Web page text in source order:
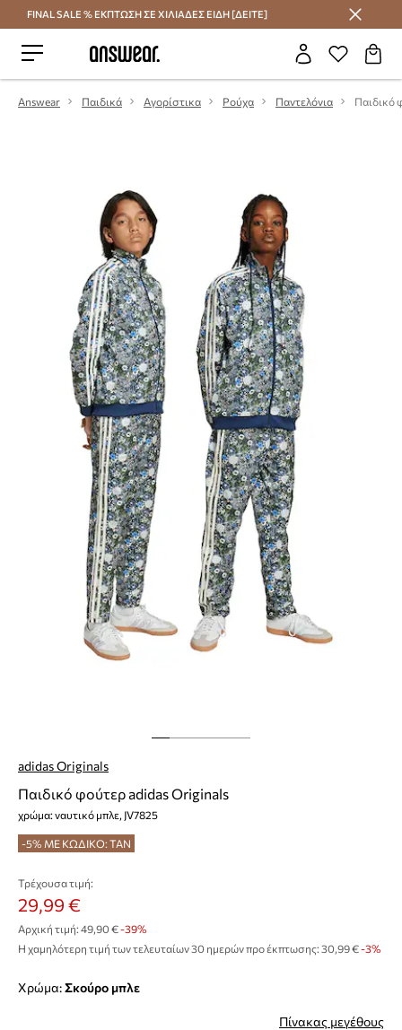
Εξοικονομήστε με το Answear Club
FINAL SALE % ΕΚΠΤΩΣΗ ΣΕ ΧΙΛΙΑΔΕΣ ΕΙΔΗ [ΔΕΙΤΕ]
Answear Παιδικά Αγορίστικα Ρούχα Παντελόνια Παιδικό
adidas Originals
Παιδικό φούτερ adidas Originals
χρώμα: ναυτικό μπλε, JV7825
-5% ΜΕ ΚΩΔΙΚΟ: TAN
Τρέχουσα τιμή:
29,99 €
Αρχική τιμή: 49,90 €-39%
Η χαμηλότερη τιμή των τελευταίων 30 ημερών προ έκπτωσης: 30,99 € -3%
Χρώμα: σκούρο μπλε
Πίνακας μεγέθους